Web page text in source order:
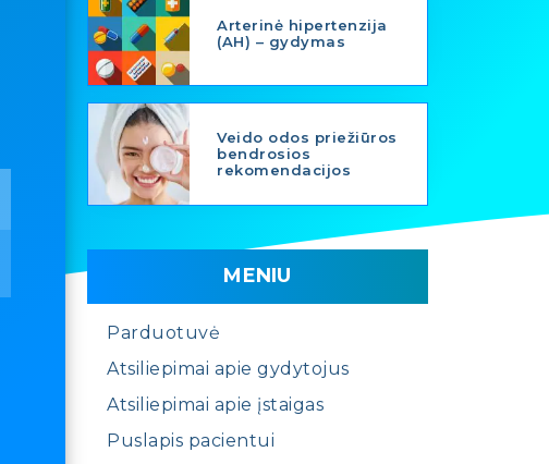
Arterinė hipertenzija
(AH) – gydymas
Veido odos priežiūros
bendrosios
rekomendacijos
MENIU
Parduotuvė
Atsiliepimai apie gydytojus
Atsiliepimai apie įstaigas
Puslapis pacientui